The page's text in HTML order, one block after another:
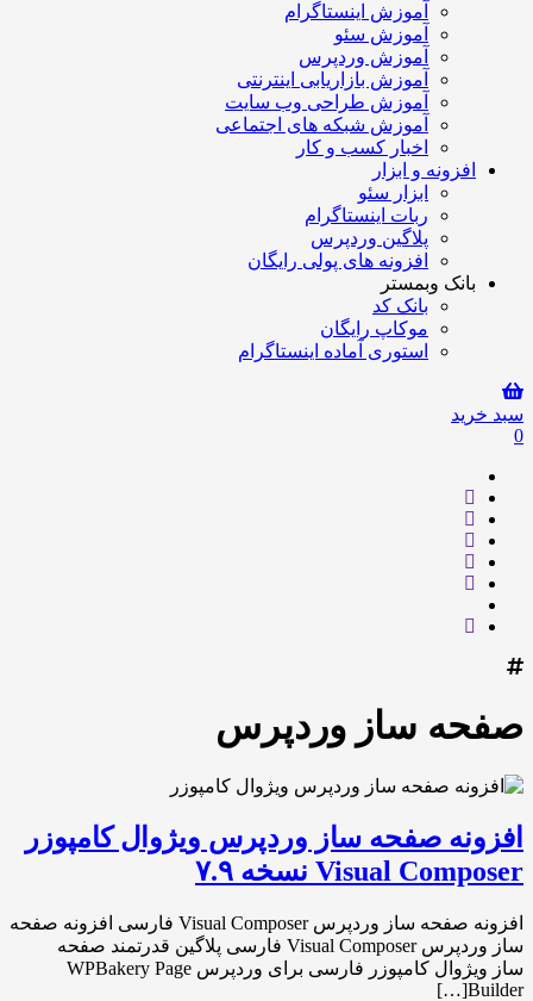
آموزش اینستاگرام
آموزش سئو
آموزش وردپرس
آموزش بازاریابی اینترنتی
آموزش طراحی وب سایت
آموزش شبکه های اجتماعی
اخبار کسب و کار
افزونه و ابزار
ابزار سئو
ربات اینستاگرام
پلاگین وردپرس
افزونه های پولی رایگان
بانک وبمستر
بانک کد
موکاپ رایگان
استوری آماده اینستاگرام
سبد خرید
0
صفحه ساز وردپرس
افزونه صفحه ساز وردپرس ویژوال کامپوزر
Visual Composer نسخه ۷.۹
افزونه صفحه ساز وردپرس Visual Composer فارسی افزونه صفحه
ساز وردپرس Visual Composer فارسی پلاگین قدرتمند صفحه
ساز ویژوال کامپوزر فارسی برای وردپرس WPBakery Page
Builder[…]